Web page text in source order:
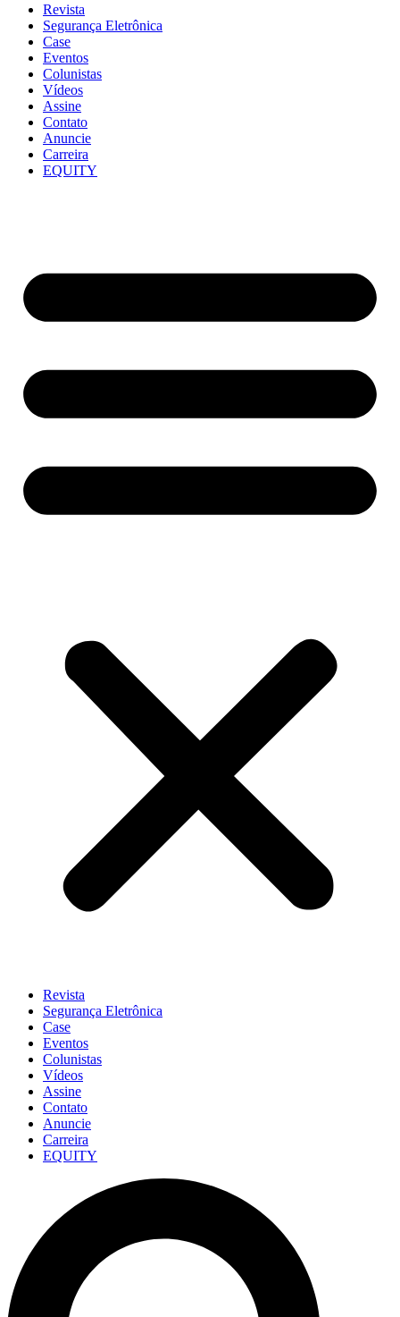
Revista
Segurança Eletrônica
Case
Eventos
Colunistas
Vídeos
Assine
Contato
Anuncie
Carreira
EQUITY
Revista
Segurança Eletrônica
Case
Eventos
Colunistas
Vídeos
Assine
Contato
Anuncie
Carreira
EQUITY